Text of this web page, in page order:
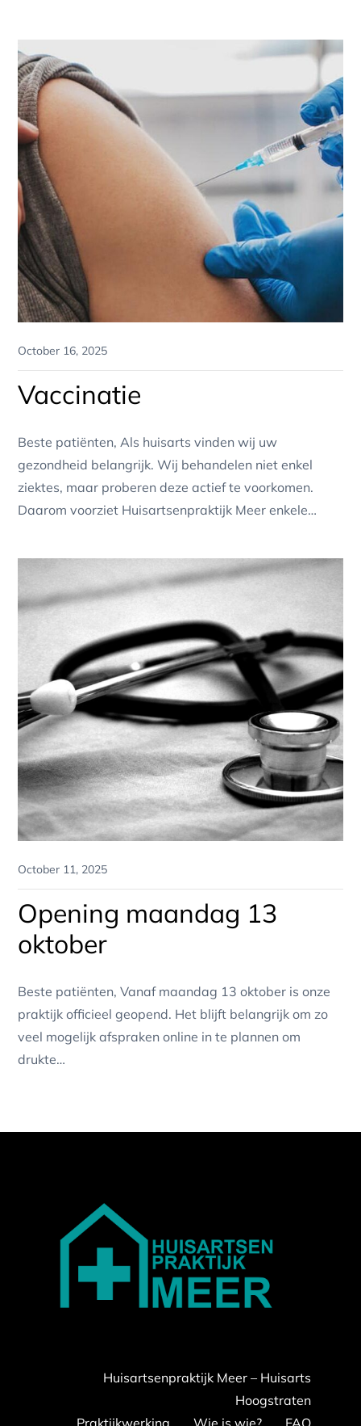
Posted
on
October 16, 2025
Vaccinatie
Beste patiënten, Als huisarts vinden wij uw
gezondheid belangrijk. Wij behandelen niet enkel
ziektes, maar proberen deze actief te voorkomen.
Daarom voorziet Huisartsenpraktijk Meer enkele…
Posted
on
October 11, 2025
Opening maandag 13
oktober
Beste patiënten, Vanaf maandag 13 oktober is onze
praktijk officieel geopend. Het blijft belangrijk om zo
veel mogelijk afspraken online in te plannen om
drukte…
Huisartsenpraktijk Meer – Huisarts
Hoogstraten
Praktijkwerking
Wie is wie? FAQ